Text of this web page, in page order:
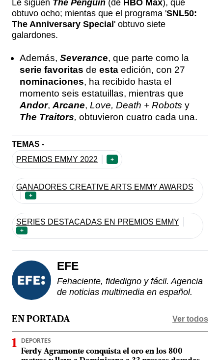
Le siguen The Penguin (de HBO Max), que
obtuvo ocho; mientas que el programa 'SNL50:
The Anniversary Special ' obtuvo siete
galardones.
Además, Severance, que parte como la
serie favoritas de esta edición, con 27
nominaciones, ha recibido hasta el
momento seis estatuillas, mientras que
Andor,Arcane, Love, Death + Robots y
The Traitors, obtuvieron cuatro cada una.
TEMAS -
PREMIOS EMMY 2022
+
GANADORES CREATIVE ARTS EMMY AWARDS
+
SERIES DESTACADAS EN PREMIOS EMMY
+
EFE
Fehaciente, fidedigno y fácil. Agencia
de noticias multimedia en español.
EN PORTADA Ver todos
DEPORTES
Ferdy Agramonte conquista el oro en los 800